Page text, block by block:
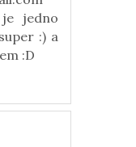
jedno
:) a
:D